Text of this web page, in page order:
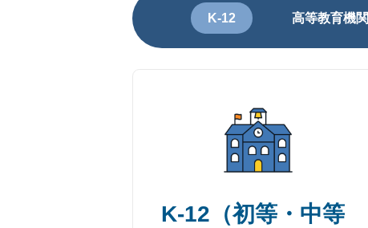
K-12 高等教育機関
K-12（初等・中等